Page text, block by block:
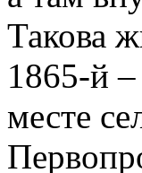
Такова
1865-й
месте